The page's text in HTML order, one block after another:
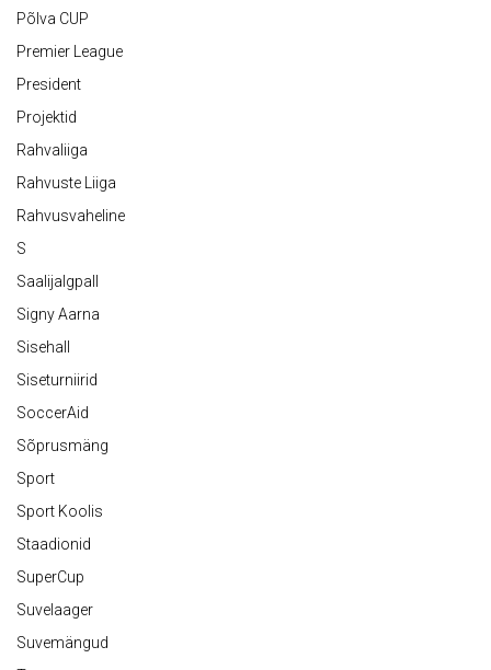
Põlva CUP
Premier League
President
Projektid
Rahvaliiga
Rahvuste Liiga
Rahvusvaheline
S
Saalijalgpall
Signy Aarna
Sisehall
Siseturniirid
SoccerAid
Sõprusmäng
Sport
Sport Koolis
Staadionid
SuperCup
Suvelaager
Suvemängud